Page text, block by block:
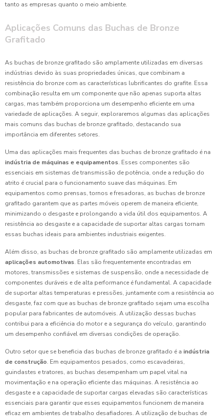
tanto as empresas quanto o meio ambiente.
Aplicações Comuns das Buchas de Bronze
Grafitado
As buchas de bronze grafitado são amplamente utilizadas em diversas
indústrias devido às suas propriedades únicas, que combinam a
resistência do bronze com as características lubrificantes do grafite. Essa
combinação resulta em um componente que não apenas suporta altas
cargas, mas também proporciona um desempenho eficiente em uma
variedade de aplicações. A seguir, exploraremos algumas das aplicações
mais comuns das buchas de bronze grafitado, destacando sua
importância em diferentes setores.
Uma das aplicações mais frequentes das buchas de bronze grafitado é na
indústria de máquinas e equipamentos. Esses componentes são
essenciais em sistemas de transmissão de potência, onde a redução do
atrito é crucial para o funcionamento suave das máquinas. Em
equipamentos como prensas, tornos e fresadoras, as buchas de bronze
grafitado garantem que as partes móveis operem de maneira eficiente,
minimizando o desgaste e prolongando a vida útil dos equipamentos. A
resistência ao desgaste e a capacidade de suportar altas cargas tornam
essas buchas ideais para ambientes industriais exigentes.
Além disso, as buchas de bronze grafitado são amplamente utilizadas em
aplicações automotivas. Elas são frequentemente encontradas em
motores, transmissões e sistemas de suspensão, onde a necessidade de
componentes duráveis e de alta performance é fundamental. A capacidade
de suportar altas temperaturas e pressões, juntamente com a resistência ao
desgaste, faz com que as buchas de bronze grafitado sejam uma escolha
popular para fabricantes de automóveis. A utilização dessas buchas
contribui para a eficiência do motor e a segurança do veículo, garantindo
um desempenho confiável em diversas condições de operação.
Outro setor que se beneficia das buchas de bronze grafitado é a indústria
de construção. Em equipamentos pesados, como escavadeiras,
guindastes e tratores, as buchas desempenham um papel vital na
movimentação e na operação eficiente das máquinas. A resistência ao
desgaste e a capacidade de suportar cargas elevadas são características
essenciais para garantir que esses equipamentos funcionem de maneira
eficaz em ambientes de trabalho desafiadores. A utilização de buchas de